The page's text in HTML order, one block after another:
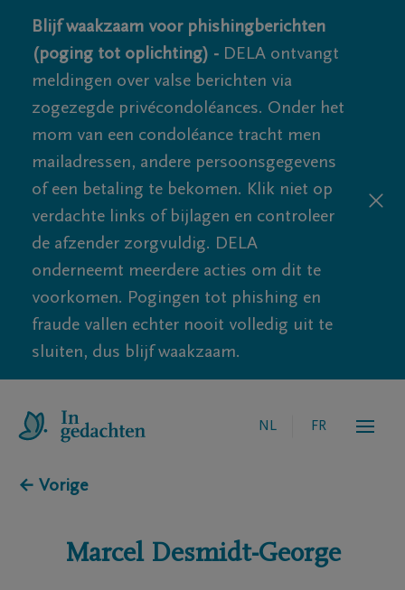
Blijf waakzaam voor phishingberichten
(poging tot oplichting) - DELA ontvangt
meldingen over valse berichten via
zogezegde privécondoléances. Onder het
mom van een condoléance tracht men
mailadressen, andere persoonsgegevens
of een betaling te bekomen. Klik niet op
verdachte links of bijlagen en controleer
de afzender zorgvuldig. DELA
onderneemt meerdere acties om dit te
voorkomen. Pogingen tot phishing en
fraude vallen echter nooit volledig uit te
sluiten, dus blijf waakzaam.
NL FR
← Vorige
Marcel Desmidt-George